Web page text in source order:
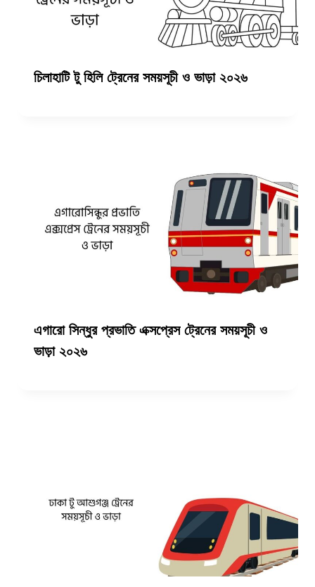
চিলাহাটি টু হিলি ট্রেনের সময়সূচী ও ভাড়া ২০২৬
এগারো সিন্ধুর প্রভাতি এক্সপ্রেস ট্রেনের সময়সূচী ও
ভাড়া ২০২৬